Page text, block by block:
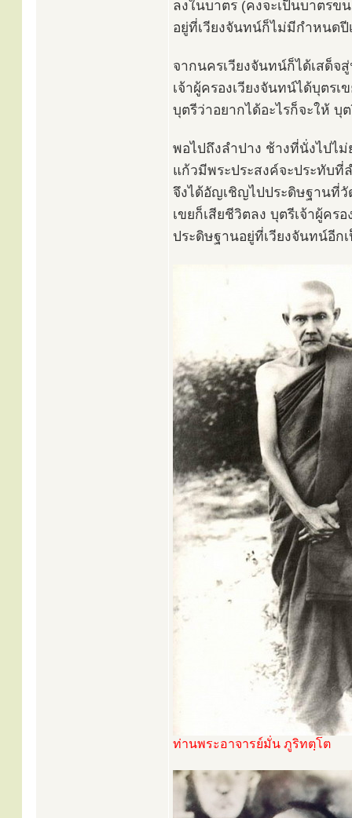
ลงในบาตร (คงจะเป็นบาตรข
อยู่ที่เวียงจันทน์ก็ไม่มีกำหนด
จากนครเวียงจันทน์ก็ได้เสด็จ
เจ้าผู้ครองเวียงจันทน์ได้บุตร
บุตรีว่าอยากได้อะไรก็จะให้
พอไปถึงลำปาง ช้างที่นั่งไปไม่
แก้วมีพระประสงค์จะประทับ
จึงได้อัญเชิญไปประดิษฐานที่วั
เขยก็เสียชีวิตลง บุตรีเจ้าผู้ค
ประดิษฐานอยู่ที่เวียงจันทน์อีก
ท่านพระอาจารย์มั่น ภูริทตฺโต